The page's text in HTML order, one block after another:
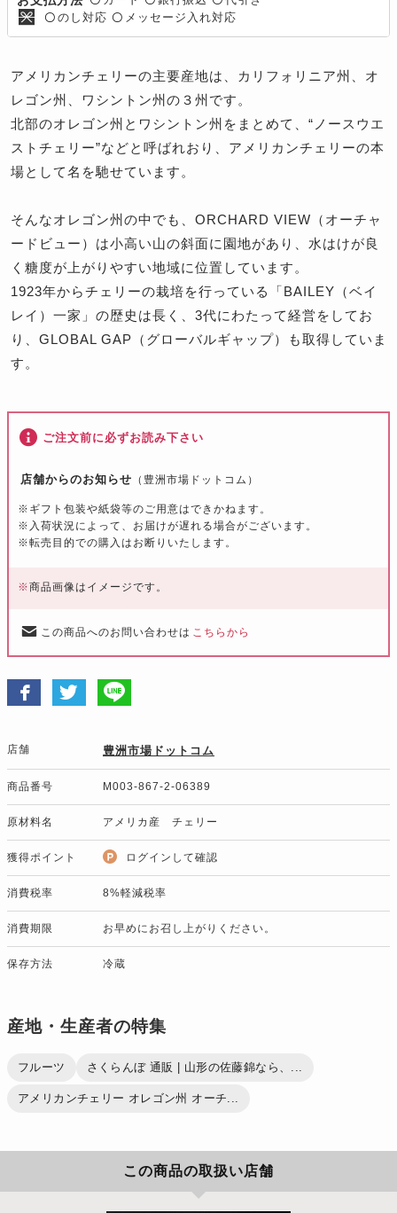
〇 のし対応 〇 メッセージ入れ対応
アメリカンチェリーの主要産地は、カリフォリニア州、オ
レゴン州、ワシントン州の３州です。
北部のオレゴン州とワシントン州をまとめて、“ノースウエ
ストチェリー”などと呼ばれおり、アメリカンチェリーの本
場として名を馳せています。
そんなオレゴン州の中でも、ORCHARD VIEW（オーチャ
ードビュー）は小高い山の斜面に園地があり、水はけが良
く糖度が上がりやすい地域に位置しています。
1923年からチェリーの栽培を行っている「BAILEY（ベイ
レイ）一家」の歴史は長く、3代にわたって経営をしてお
り、GLOBAL GAP（グローバルギャップ）も取得していま
す。
ご注文前に必ずお読み下さい
店舗からのお知らせ （豊洲市場ドットコム）
※ギフト包装や紙袋等のご用意はできかねます。
※入荷状況によって、お届けが遅れる場合がございます。
※転売目的での購入はお断りいたします。
※商品画像はイメージです。
この商品へのお問い合わせは こちらから
店舗 豊洲市場ドットコム
商品番号 M003-867-2-06389
原材料名 アメリカ産 チェリー
獲得ポイント ログインして確認
消費税率 8%軽減税率
消費期限 お早めにお召し上がりください。
保存方法 冷蔵
産地・生産者の特集
フルーツ さくらんぼ 通販 | 山形の佐藤錦なら、...
アメリカンチェリー オレゴン州 オーチ...
この商品の取扱い店舗